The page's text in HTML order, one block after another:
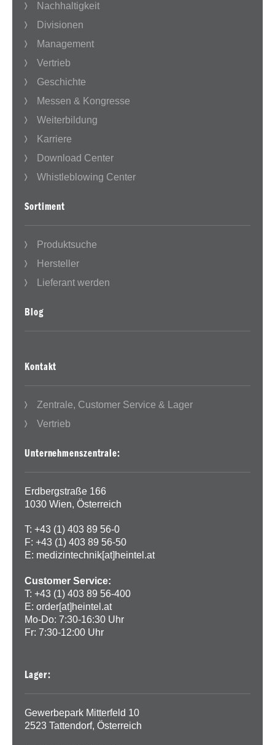
Nachhaltigkeit
Divisionen
Management
Vertrieb
Geschichte
Messen & Kongresse
Weiterbildung
Karriere
Download Center
Whistleblowing Center
Sortiment
Produktsuche
Hersteller
Lieferant werden
Blog
Kontakt
Zentrale, Customer Service & Lager
Vertrieb
Unternehmenszentrale:
Erdbergstraße 166
1030 Wien, Österreich
T: +43 (1) 403 89 56-0
F: +43 (1) 403 89 56-50
E: medizintechnik[at]heintel.at
Customer Service:
T: +43 (1) 403 89 56-400
E: order[at]heintel.at
Mo-Do: 7:30-16:30 Uhr
Fr: 7:30-12:00 Uhr
Lager:
Gewerbepark Mitterfeld 10
2523 Tattendorf, Österreich